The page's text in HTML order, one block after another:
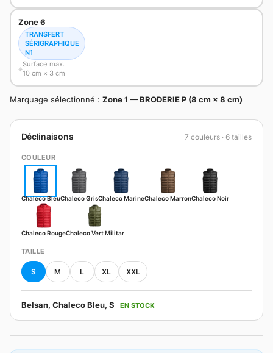
Zone 6
TRANSFERT
SÉRIGRAPHIQUE
N1
Surface max.
10 cm × 3 cm
Marquage sélectionné : Zone 1 — BRODERIE P (8 cm × 8 cm)
Déclinaisons 7 couleurs · 6 tailles
COULEUR
Chaleco BleuChaleco GrisChaleco MarineChaleco MarronChaleco Noir
Chaleco RougeChaleco Vert Militar
TAILLE
S M L XL XXL
Belsan, Chaleco Bleu, S EN STOCK